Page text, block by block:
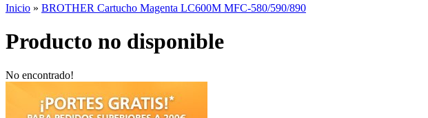
Inicio » BROTHER Cartucho Magenta LC600M MFC-580/590/890
Producto no disponible
No encontrado!